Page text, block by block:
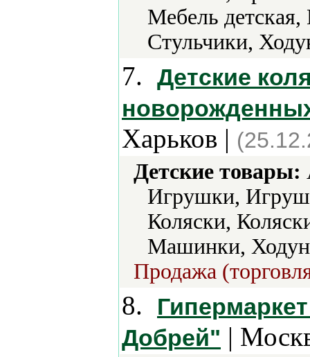
Мебель
Стульчики,
7.
Детские
Харьков |
Детские товары:
Игрушки,
Коляски,
Машинки,
Продажа
8.
Добрей" |